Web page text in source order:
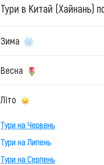
Тури в Китай (Хайнань)
Зима
Весна
Літо
Тури на Червень
Тури на Липень
Тури на Серпень